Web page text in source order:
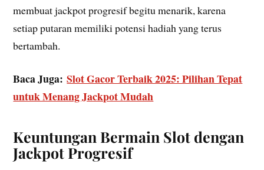
membuat jackpot progresif begitu menarik, karena
setiap putaran memiliki potensi hadiah yang terus
bertambah.
Baca Juga:Slot Gacor Terbaik 2025: Pilihan Tepat
untuk Menang Jackpot Mudah
Keuntungan Bermain Slot dengan
Jackpot Progresif